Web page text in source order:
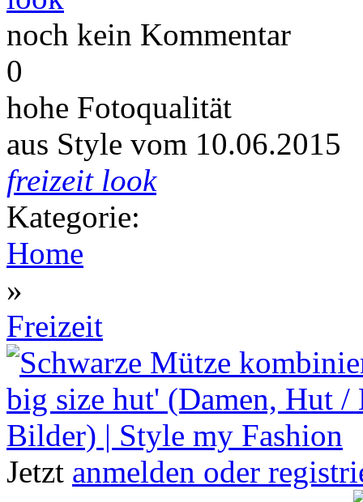
noch kein Kommentar
0
hohe Fotoqualität
aus Style vom 10.06.2015
freizeit look
Kategorie:
Home
»
Freizeit
Jetzt anmelden oder